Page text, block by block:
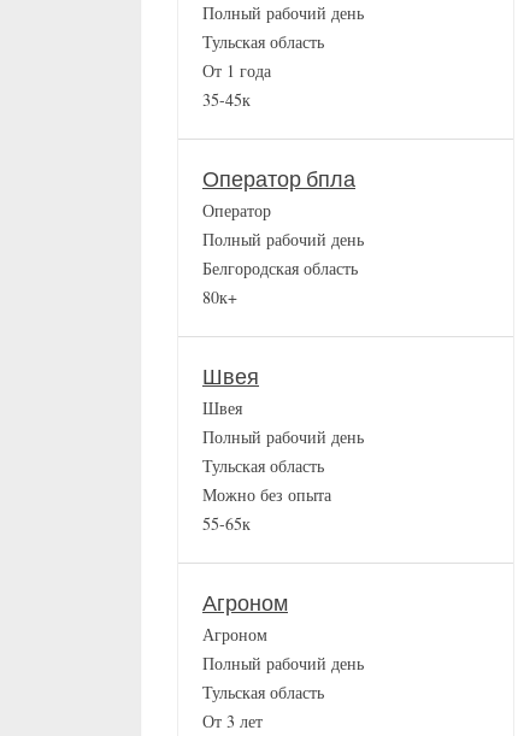
Полный рабочий день
Тульская область
От 1 года
35-45к
Оператор бпла
Оператор
Полный рабочий день
Белгородская область
80к+
Швея
Швея
Полный рабочий день
Тульская область
Можно без опыта
55-65к
Агроном
Агроном
Полный рабочий день
Тульская область
От 3 лет